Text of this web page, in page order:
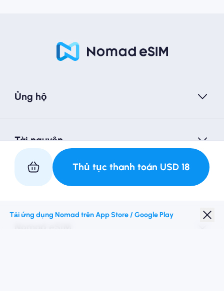
Thủ tục thanh toán USD18
Ủng hộ
Tài nguyên
Hợp tác với chúng tôi
Tải ứng dụng Nomad trên App Store / Google Play